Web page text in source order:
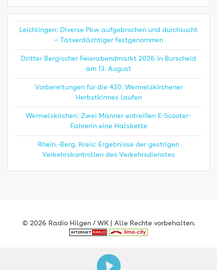
Leichlingen: Diverse Pkw aufgebrochen und durchsucht
– Tatverdächtiger festgenommen
Dritter Bergischer Feierabendmarkt 2026 in Burscheid
am 13. August
Vorbereitungen für die 430. Wermelskirchener
Herbstkirmes laufen
Wermelskirchen: Zwei Männer entreißen E-Scooter-
Fahrerin eine Halskette
Rhein.-Berg. Kreis: Ergebnisse der gestrigen
Verkehrskontrollen des Verkehrsdienstes
© 2026 Radio Hilgen / WK | Alle Rechte vorbehalten.